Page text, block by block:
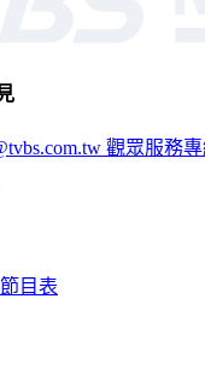
觀眾服務專
目表